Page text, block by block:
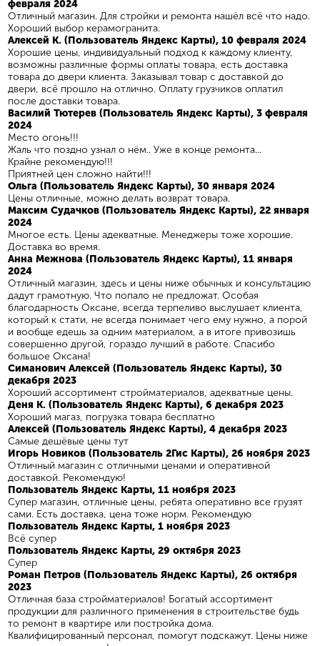
февраля 2024
Отличный магазин. Для стройки и ремонта нашёл всё что надо.
Хороший выбор керамогранита.
Алексей К. (Пользователь Яндекс Карты), 10 февраля 2024
Хорошие цены, индивидуальный подход к каждому клиенту,
возможны различные формы оплаты товара, есть доставка
товара до двери клиента. Заказывал товар с доставкой до
двери, всё прошло на отлично. Оплату грузчиков оплатил
после доставки товара.
Василий Тютерев (Пользователь Яндекс Карты), 3 февраля
2024
Место огонь!!!
Жаль что поздно узнал о нём.. Уже в конце ремонта...
Крайне рекомендую!!!
Приятней цен сложно найти!!!
Ольга (Пользователь Яндекс Карты), 30 января 2024
Цены отличные, можно делать возврат товара.
Максим Судачков (Пользователь Яндекс Карты), 22 января
2024
Многое есть. Цены адекватные. Менеджеры тоже хорошие.
Доставка во время.
Анна Межнова (Пользователь Яндекс Карты), 11 января
2024
Отличный магазин, здесь и цены ниже обычных и консультацию
дадут грамотную. Что попало не предложат. Особая
благодарность Оксане, всегда терпеливо выслушает клиента,
который к стати, не всегда понимает чего ему нужно, а порой
и вообще едешь за одним материалом, а в итоге привозишь
совершенно другой, гораздо лучший в работе. Спасибо
большое Оксана!
Симанович Алексей (Пользователь Яндекс Карты), 30
декабря 2023
Хороший ассортимент стройматериалов, адекватные цены.
Деня К. (Пользователь Яндекс Карты), 6 декабря 2023
Хороший магаз, погрузка товара бесплатно
Алексей (Пользователь Яндекс Карты), 4 декабря 2023
Самые дешёвые цены тут
Игорь Новиков (Пользователь 2Гис Карты), 26 ноября 2023
Отличный магазин с отличными ценами и оперативной
доставкой. Рекомендую!
Пользователь Яндекс Карты, 11 ноября 2023
Супер магазин, отличные цены, ребята оперативно все грузят
сами. Есть доставка, цена тоже норм. Рекомендую
Пользователь Яндекс Карты, 1 ноября 2023
Всё супер
Пользователь Яндекс Карты, 29 октября 2023
Супер
Роман Петров (Пользователь Яндекс Карты), 26 октября
2023
Отличная база стройматериалов! Богатый ассортимент
продукции для различного применения в строительстве будь
то ремонт в квартире или постройка дома.
Квалифицированный персонал, помогут подскажут. Цены ниже